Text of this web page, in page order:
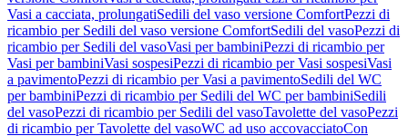
Vasi a cacciata, prolungatiSedili del vaso versione ComfortPezzi di
ricambio per Sedili del vaso versione ComfortSedili del vasoPezzi di
ricambio per Sedili del vasoVasi per bambiniPezzi di ricambio per
Vasi per bambiniVasi sospesiPezzi di ricambio per Vasi sospesiVasi
a pavimentoPezzi di ricambio per Vasi a pavimentoSedili del WC
per bambiniPezzi di ricambio per Sedili del WC per bambiniSedili
del vasoPezzi di ricambio per Sedili del vasoTavolette del vasoPezzi
di ricambio per Tavolette del vasoWC ad uso accovacciatoCon